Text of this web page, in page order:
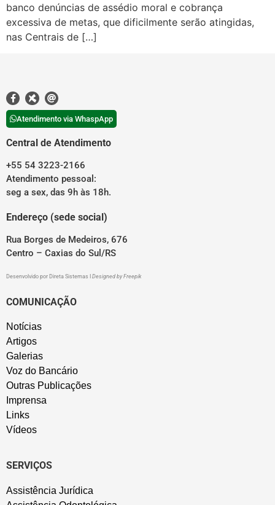
banco denúncias de assédio moral e cobrança
excessiva de metas, que dificilmente serão atingidas,
nas Centrais de […]
Atendimento via WhaspApp
Central de Atendimento
+55 54 3223-2166
Atendimento pessoal:
seg a sex, das 9h às 18h.
Endereço (sede social)
Rua Borges de Medeiros, 676
Centro – Caxias do Sul/RS
Desenvolvido por Direta Sistemas Designed by Freepik
COMUNICAÇÃO
Notícias
Artigos
Galerias
Voz do Bancário
Outras Publicações
Imprensa
Links
Vídeos
SERVIÇOS
Assistência Jurídica